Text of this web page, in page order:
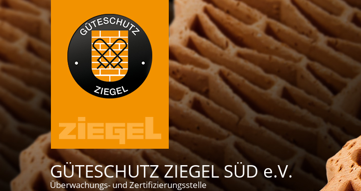
GÜTESCHUTZ ZIEGEL SÜD e.V.
Überwachungs- und Zertifizierungsstelle